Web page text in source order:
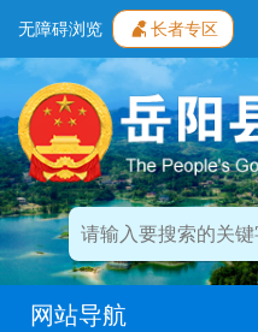
无障碍浏览 长者专区
网站导航